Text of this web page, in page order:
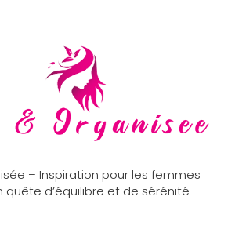
– Inspiration pour les femmes
quête d’équilibre et de sérénité